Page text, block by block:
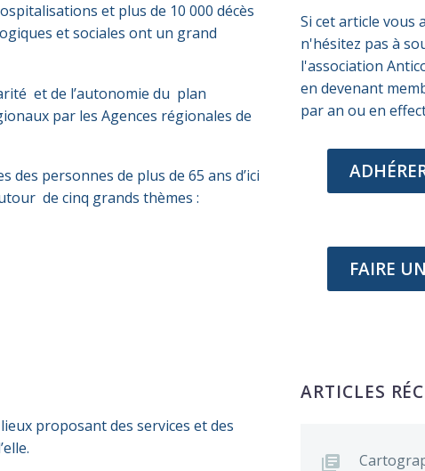
et plus de 10 000 décès
et sociales ont un grand
et de l’autonomie du plan
par les Agences régionales de
personnes de plus de 65 ans d’ici
de cinq grands thèmes :
proposant des services et des
Si cet article vous
n'hésitez pas à
l'association
en devenant
par an ou en
FAIRE
ARTICLES